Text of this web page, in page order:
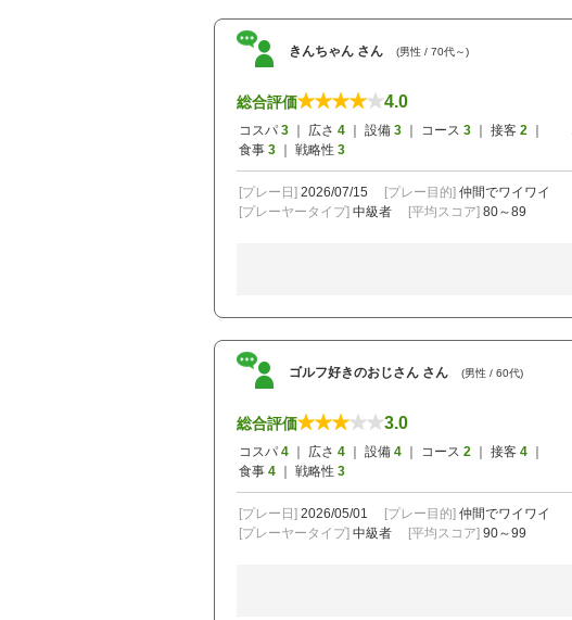
きんちゃん さん (男性 / 70代～)
総合評価 4.0
コスパ 3 ｜ 広さ 4 ｜ 設備 3 ｜ コース 3 ｜ 接客 2
食事 3 ｜ 戦略性 3
[プレー日] 2026/07/15 [プレー目的] 仲間でワイワイ
[プレーヤータイプ] 中級者 [平均スコア] 80～89
ゴルフ好きのおじさん さん (男性 / 60代)
総合評価 3.0
コスパ 4 ｜ 広さ 4 ｜ 設備 4 ｜ コース 2 ｜ 接客 4
食事 4 ｜ 戦略性 3
[プレー日] 2026/05/01 [プレー目的] 仲間でワイワイ
[プレーヤータイプ] 中級者 [平均スコア] 90～99